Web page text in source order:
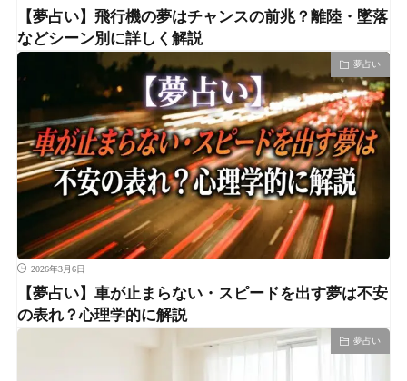
【夢占い】飛行機の夢はチャンスの前兆？離陸・墜落
などシーン別に詳しく解説
夢占い
2026年3月6日
【夢占い】車が止まらない・スピードを出す夢は不安
の表れ？心理学的に解説
夢占い